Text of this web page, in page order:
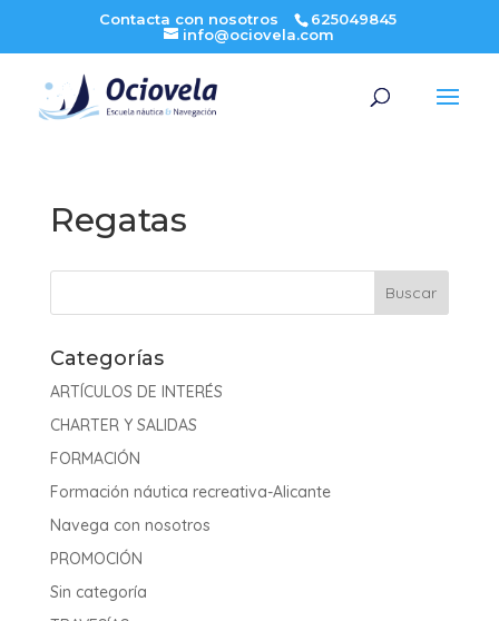
Contacta con nosotros
625049845
info@ociovela.com
Regatas
Categorías
ARTÍCULOS DE INTERÉS
CHARTER Y SALIDAS
FORMACIÓN
Formación náutica recreativa-Alicante
Navega con nosotros
PROMOCIÓN
Sin categoría